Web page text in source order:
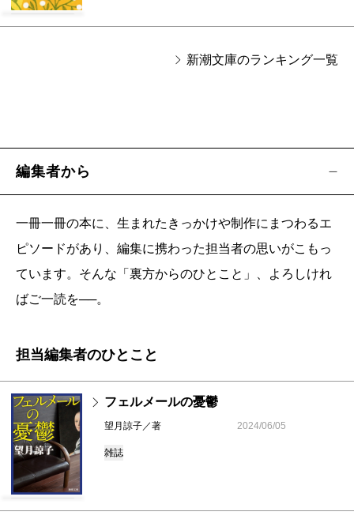
新潮文庫のランキング一覧
編集者から
一冊一冊の本に、生まれたきっかけや制作にまつわるエ
ピソードがあり、編集に携わった担当者の思いがこもっ
ています。そんな「裏方からのひとこと」、よろしけれ
ばご一読を──。
担当編集者のひとこと
フェルメールの憂鬱
望月諒子／著 2024/06/05
雑誌